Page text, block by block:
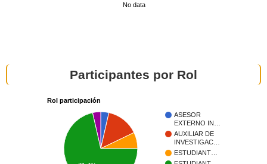
No data
Participantes por Rol
Rol participación
ASESOR
EXTERNO IN…
AUXILIAR DE
INVESTIGAC…
ESTUDIANT…